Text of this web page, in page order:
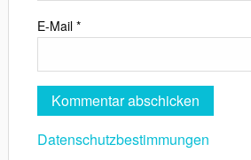
E-Mail *
Datenschutzbestimmungen